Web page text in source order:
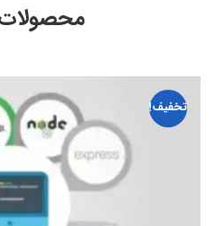
تخفیف!